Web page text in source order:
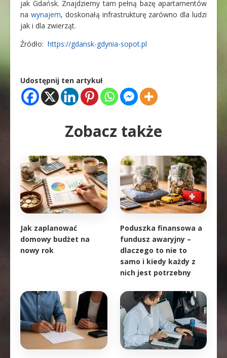
jak Gdańsk. Znajdziemy tam pełną bazę apartamentów
na wynajem, doskonałą infrastrukturę zarówno dla ludzi
jak i dla zwierząt.
Źródło: https://gdansk-gdynia-sopot.pl
Udostępnij ten artykuł
Zobacz także
Jak zaplanować
domowy budżet na
nowy rok
Poduszka finansowa a
fundusz awaryjny –
dlaczego to nie to
samo i kiedy każdy z
nich jest potrzebny